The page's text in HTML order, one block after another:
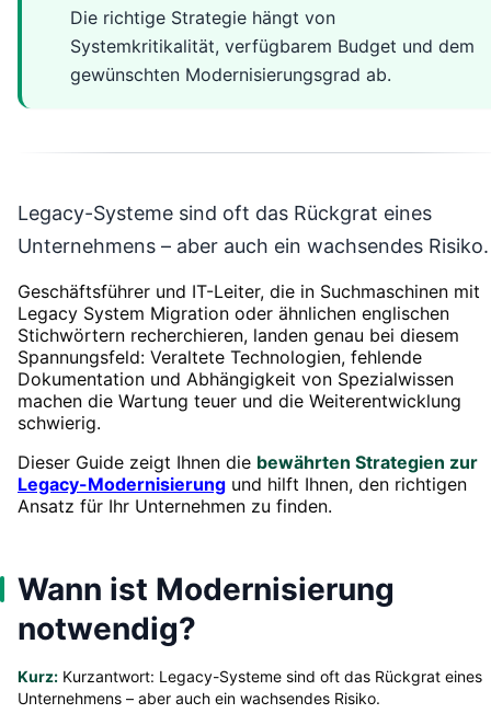
Die richtige Strategie hängt von
Systemkritikalität, verfügbarem Budget und dem
gewünschten Modernisierungsgrad ab.
Legacy-Systeme sind oft das Rückgrat eines
Unternehmens – aber auch ein wachsendes Risiko.
Geschäftsführer und IT-Leiter, die in Suchmaschinen mit
Legacy System Migration oder ähnlichen englischen
Stichwörtern recherchieren, landen genau bei diesem
Spannungsfeld: Veraltete Technologien, fehlende
Dokumentation und Abhängigkeit von Spezialwissen
machen die Wartung teuer und die Weiterentwicklung
schwierig.
Dieser Guide zeigt Ihnen die bewährten Strategien zur
Legacy-Modernisierung und hilft Ihnen, den richtigen
Ansatz für Ihr Unternehmen zu finden.
Wann ist Modernisierung
notwendig?
Kurz: Kurzantwort: Legacy-Systeme sind oft das Rückgrat eines
Unternehmens – aber auch ein wachsendes Risiko.